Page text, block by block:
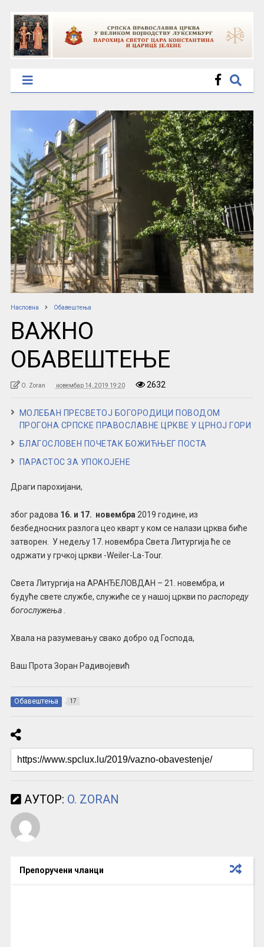
Насловна Обавештења
ВАЖНО
ОБАВЕШТЕЊЕ
O. Zoran новембар 14, 2019 19:20 2632
МОЛЕБАН ПРЕСВЕТОЈ БОГОРОДИЦИ ПОВОДОМ
ПРОГОНА СРПСКЕ ПРАВОСЛАВНЕ ЦРКВЕ У ЦРНОЈ ГОРИ
БЛАГОСЛОВЕН ПОЧЕТАК БОЖИЋЊЕГ ПОСТА
ПАРАСТОС ЗА УПОКОЈЕНЕ
Драги парохијани,
због радова 16. и 17. новембра 2019 године, из
безбедносних разлога цео кварт у ком се налази црква биће
затворен. У недељу 17. новембра Света Литургија ће се
одржати у грчкој цркви -Weiler-La-Tour.
Света Литургија на АРАНЂЕЛОВДАН – 21. новембра, и
будуће свете службе, служиће се у нашој цркви по распореду
богослужења .
Хвала на разумевању свако добро од Господа,
Ваш Прота Зоран Радивојевић
Обавештења 17
АУТОР: O. ZORAN
Препоручени чланци